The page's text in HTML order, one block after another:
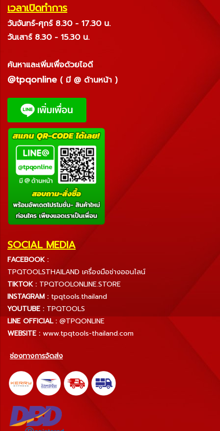
เวลาเปิดทำการ
วันจันทร์-ศุกร์ 8.30 - 17.30 น.
วันเสาร์ 8.30 - 15.30 น.
ค้นหาและเพิ่มเพื่อด้วยไอดี
@tpqonline ( มี @ ด้านหน้า )
SOCIAL MEDIA
FACEBOOK :
TPQTOOLSTHAILAND เครื่องมือช่างออนไลน์
TIKTOK : TPQTOOLONLINE.STORE
INSTAGRAM : tpqtools.thailand
YOUTUBE : TPQTOOLS
LINE OFFICIAL : @TPQONLINE
WEBSITE : www.tpqtools-thailand.com
ช่องทางการจัดส่ง